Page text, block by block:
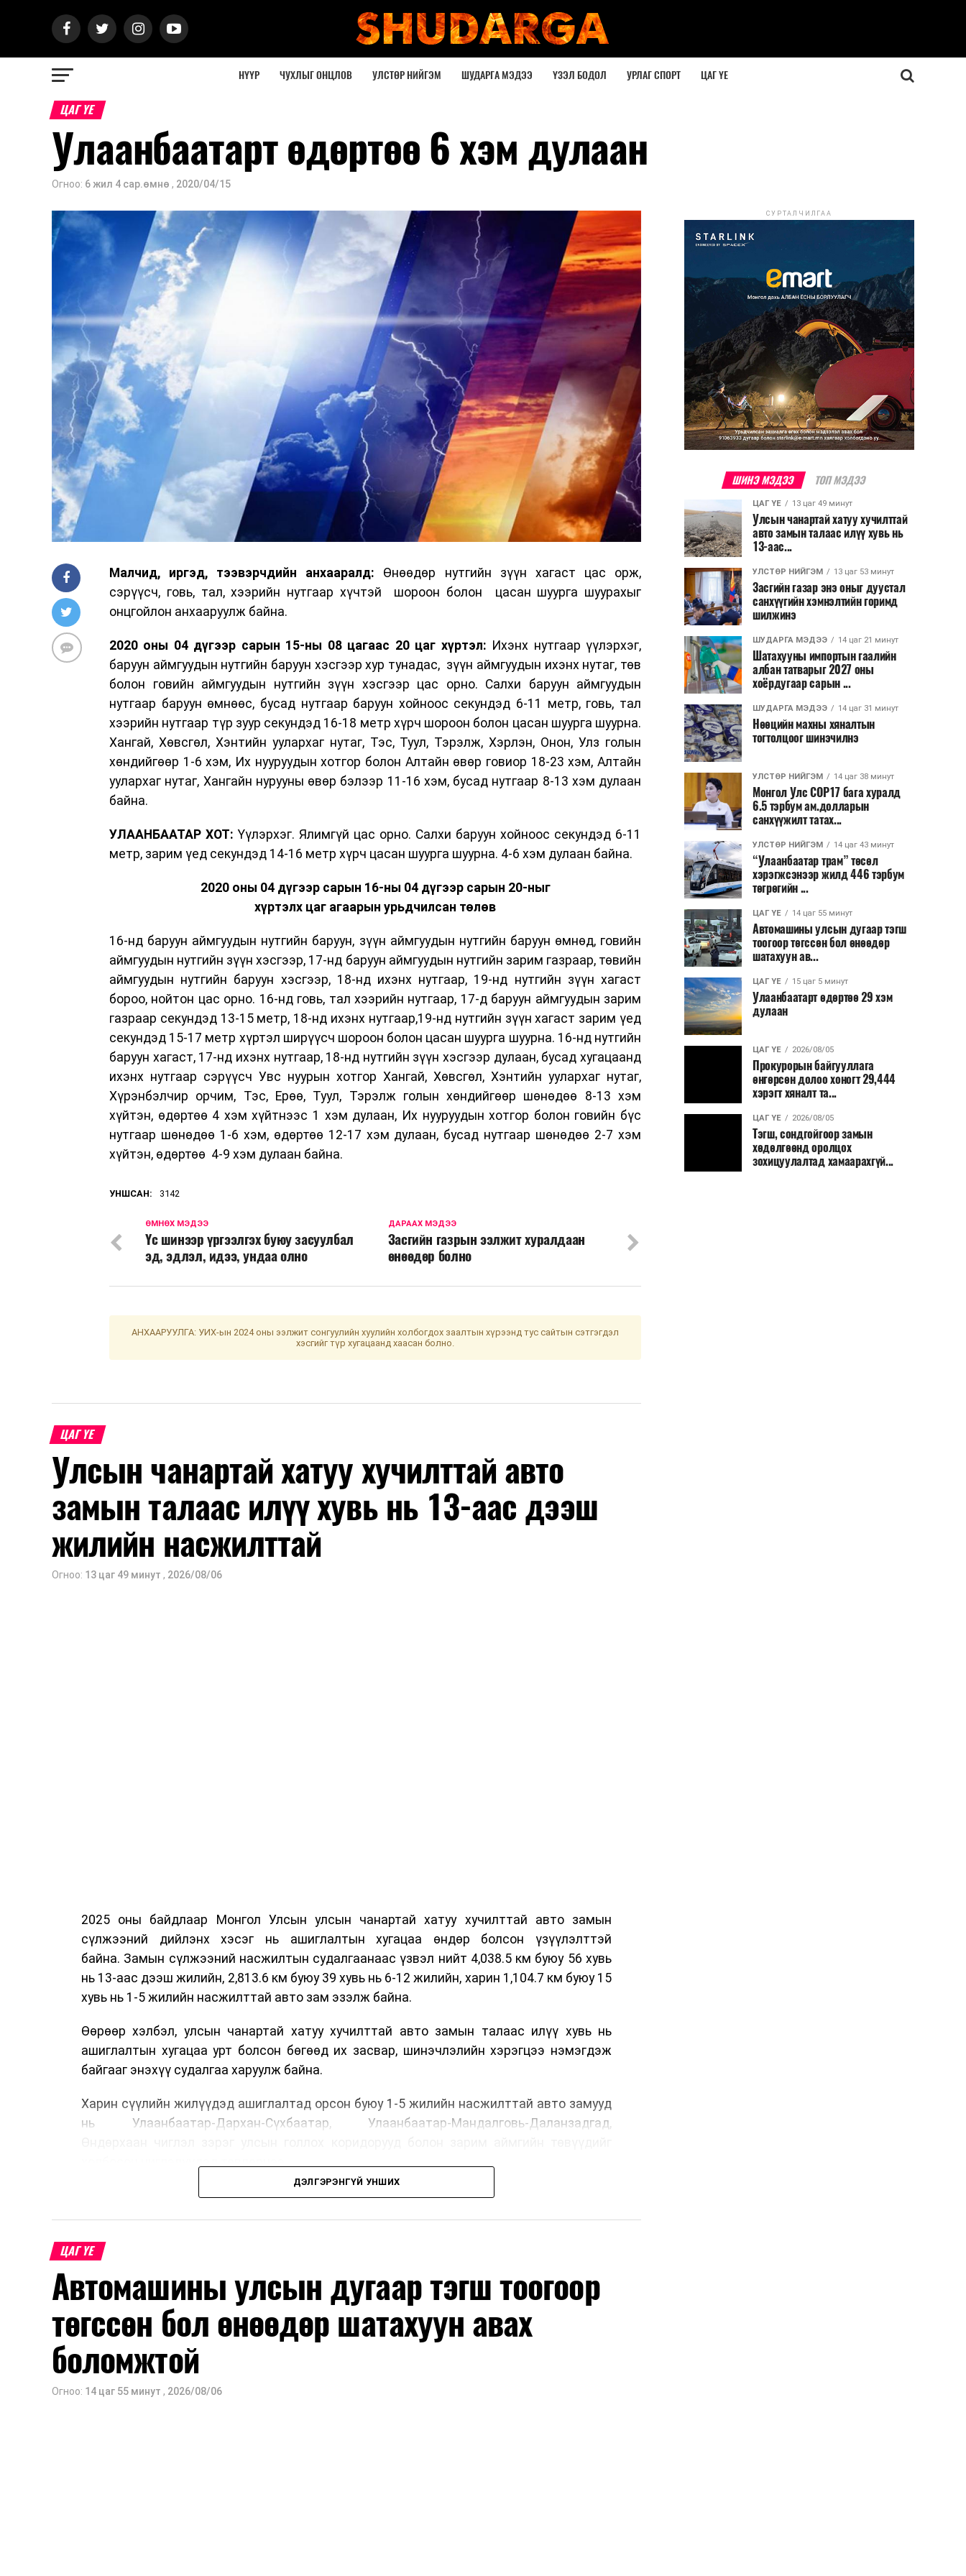
НҮҮР ЧУХЛЫГ ОНЦЛОВ УЛСТӨР НИЙГЭМ ШУДАРГА МЭДЭЭ ҮЗЭЛ БОДОЛ УРЛАГ СПОРТ ЦАГ ҮЕ
ЦАГ ҮЕ
Улаанбаатарт өдөртөө 6 хэм дулаан
Огноо: 6 жил 4 сар.өмнө , 2020/04/15
Малчид, иргэд, тээвэрчдийн анхааралд: Өнөөдөр нутгийн зүүн хагаст цас орж,
сэрүүсч, говь, тал, хээрийн нутгаар хүчтэй шороон болон цасан шуурга шуурахыг
онцгойлон анхааруулж байна.
2020 оны 04 дүгээр сарын 15-ны 08 цагаас 20 цаг хүртэл: Ихэнх нутгаар үүлэрхэг,
баруун аймгуудын нутгийн баруун хэсгээр хур тунадас, зүүн аймгуудын ихэнх нутаг, төв
болон говийн аймгуудын нутгийн зүүн хэсгээр цас орно. Салхи баруун аймгуудын
нутгаар баруун өмнөөс, бусад нутгаар баруун хойноос секундэд 6-11 метр, говь, тал
хээрийн нутгаар түр зуур секундэд 16-18 метр хүрч шороон болон цасан шуурга шуурна.
Хангай, Хөвсгөл, Хэнтийн уулархаг нутаг, Тэс, Туул, Тэрэлж, Хэрлэн, Онон, Улз голын
хөндийгөөр 1-6 хэм, Их нууруудын хотгор болон Алтайн өвөр говиор 18-23 хэм, Алтайн
уулархаг нутаг, Хангайн нурууны өвөр бэлээр 11-16 хэм, бусад нутгаар 8-13 хэм дулаан
байна.
УЛААНБААТАР ХОТ: Үүлэрхэг. Ялимгүй цас орно. Салхи баруун хойноос секундэд 6-11
метр, зарим үед секундэд 14-16 метр хүрч цасан шуурга шуурна. 4-6 хэм дулаан байна.
2020 оны 04 дүгээр сарын 16-ны 04 дүгээр сарын 20-ныг
хүртэлх цаг агаарын урьдчилсан төлөв
16-нд баруун аймгуудын нутгийн баруун, зүүн аймгуудын нутгийн баруун өмнөд, говийн
аймгуудын нутгийн зүүн хэсгээр, 17-нд баруун аймгуудын нутгийн зарим газраар, төвийн
аймгуудын нутгийн баруун хэсгээр, 18-нд ихэнх нутгаар, 19-нд нутгийн зүүн хагаст
бороо, нойтон цас орно. 16-нд говь, тал хээрийн нутгаар, 17-д баруун аймгуудын зарим
газраар секундэд 13-15 метр, 18-нд ихэнх нутгаар,19-нд нутгийн зүүн хагаст зарим үед
секундэд 15-17 метр хүртэл ширүүсч шороон болон цасан шуурга шуурна. 16-нд нутгийн
баруун хагаст, 17-нд ихэнх нутгаар, 18-нд нутгийн зүүн хэсгээр дулаан, бусад хугацаанд
ихэнх нутгаар сэрүүсч Увс нуурын хотгор Хангай, Хөвсгөл, Хэнтийн уулархаг нутаг,
Хүрэнбэлчир орчим, Тэс, Ерөө, Туул, Тэрэлж голын хөндийгөөр шөнөдөө 8-13 хэм
хүйтэн, өдөртөө 4 хэм хүйтнээс 1 хэм дулаан, Их нууруудын хотгор болон говийн бүс
нутгаар шөнөдөө 1-6 хэм, өдөртөө 12-17 хэм дулаан, бусад нутгаар шөнөдөө 2-7 хэм
хүйтэн, өдөртөө 4-9 хэм дулаан байна.
УНШСАН: 3142
ДАРААХ МЭДЭЭ
Засгийн газрын ээлжит хуралдаан
өнөөдөр болно
ӨМНӨХ МЭДЭЭ
Үс шинээр үргээлгэх буюу засуулбал
эд, эдлэл, идээ, ундаа олно
АНХААРУУЛГА: УИХ-ын 2024 оны ээлжит сонгуулийн хуулийн холбогдох заалтын хүрээнд тус сайтын сэтгэгдэл
хэсгийг түр хугацаанд хаасан болно.
ЦАГ ҮЕ
Улсын чанартай хатуу хучилттай авто
замын талаас илүү хувь нь 13-аас дээш
жилийн насжилттай
Огноо: 13 цаг 49 минут , 2026/08/06
2025 оны байдлаар Монгол Улсын улсын чанартай хатуу хучилттай авто замын
сүлжээний дийлэнх хэсэг нь ашиглалтын хугацаа өндөр болсон үзүүлэлттэй
байна. Замын сүлжээний насжилтын судалгаанаас үзвэл нийт 4,038.5 км буюу 56 хувь
нь 13-аас дээш жилийн, 2,813.6 км буюу 39 хувь нь 6-12 жилийн, харин 1,104.7 км буюу 15
хувь нь 1-5 жилийн насжилттай авто зам эзэлж байна.
Өөрөөр хэлбэл, улсын чанартай хатуу хучилттай авто замын талаас илүү хувь нь
ашиглалтын хугацаа урт болсон бөгөөд их засвар, шинэчлэлийн хэрэгцээ нэмэгдэж
байгааг энэхүү судалгаа харуулж байна.
Харин сүүлийн жилүүдэд ашиглалтад орсон буюу 1-5 жилийн насжилттай авто замууд
нь Улаанбаатар-Дархан-Сүхбаатар, Улаанбаатар-Мандалговь-Даланзадгад,
Авто замын насжилтыг тогтмол үнэлж, их засвар, ээлжит засвар арчлалтын ажлыг
төлөвлөхөд чухал ач холбогдолтойг албаныхан хэлж байна
ДЭЛГЭРЭНГҮЙ УНШИХ
ЦАГ ҮЕ
Автомашины улсын дугаар тэгш тоогоор
төгссөн бол өнөөдөр шатахуун авах
боломжтой
Огноо: 14 цаг 55 минут , 2026/08/06
СУРТАЛЧИЛГАА
ШИНЭ МЭДЭЭ ТОП МЭДЭЭ
ЦАГ ҮЕ 13 цаг 49 минут
Улсын чанартай хатуу хучилттай
авто замын талаас илүү хувь нь
13-аас...
УЛСТӨР НИЙГЭМ 13 цаг 53 минут
Засгийн газар энэ оныг дуустал
санхүүгийн хэмнэлтийн горимд
шилжинэ
ШУДАРГА МЭДЭЭ 14 цаг 21 минут
Шатахууны импортын гаалийн
албан татварыг 2027 оны
хоёрдугаар сарын ...
ШУДАРГА МЭДЭЭ 14 цаг 31 минут
Нөөцийн махны хяналтын
тогтолцоог шинэчилнэ
УЛСТӨР НИЙГЭМ 14 цаг 38 минут
Монгол Улс COP17 бага хуралд
6.5 тэрбум ам.долларын
санхүүжилт татах...
УЛСТӨР НИЙГЭМ 14 цаг 43 минут
“Улаанбаатар трам” төсөл
хэрэгжсэнээр жилд 446 тэрбум
төгрөгийн ...
ЦАГ ҮЕ 14 цаг 55 минут
Автомашины улсын дугаар тэгш
тоогоор төгссөн бол өнөөдөр
шатахуун ав...
ЦАГ ҮЕ 15 цаг 5 минут
Улаанбаатарт өдөртөө 29 хэм
дулаан
ЦАГ ҮЕ 2026/08/05
Прокурорын байгууллага
өнгөрсөн долоо хоногт 29,444
хэрэгт хяналт та...
ЦАГ ҮЕ 2026/08/05
Тэгш, сондгойгоор замын
хөдөлгөөнд оролцох
зохицуулалтад хамаарахгүй...